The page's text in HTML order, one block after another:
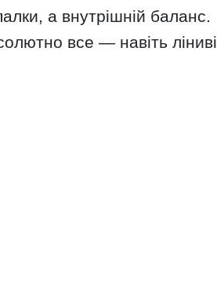
а внутрішній баланс.
все — навіть ліниві